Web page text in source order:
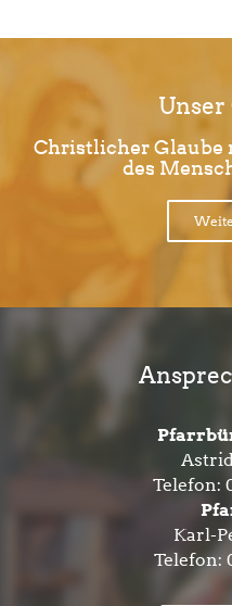
Unser
Christlicher Glaube
des
Telefon:
Karl-
Telefon: